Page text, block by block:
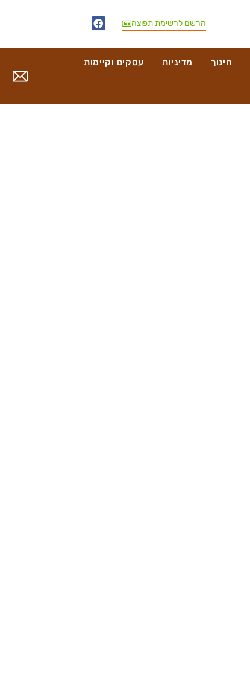
הרשם לרשימת תפוצה
חינוך מדיניות עסקים וקיימות